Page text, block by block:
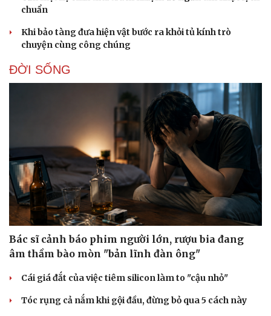
chuẩn
Khi bảo tàng đưa hiện vật bước ra khỏi tủ kính trò
chuyện cùng công chúng
ĐỜI SỐNG
Bác sĩ cảnh báo phim người lớn, rượu bia đang
âm thầm bào mòn "bản lĩnh đàn ông"
Cái giá đắt của việc tiêm silicon làm to "cậu nhỏ"
Tóc rụng cả nắm khi gội đầu, đừng bỏ qua 5 cách này